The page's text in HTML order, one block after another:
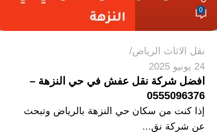
0
نقل الاثاث الرياض
24 يونيو 2025
افضل شركة نقل عفش في حي النزهة –
0555096376
إذا كنت من سكان حي النزهة بالرياض وتبحث
عن شركة نق...